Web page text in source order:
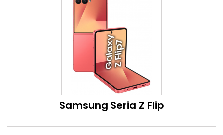
Samsung Seria Z Flip